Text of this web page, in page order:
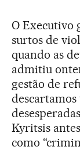
O Executivo
surtos de
quando as
admitiu
gestão de
descartamos
Kyritsis
como